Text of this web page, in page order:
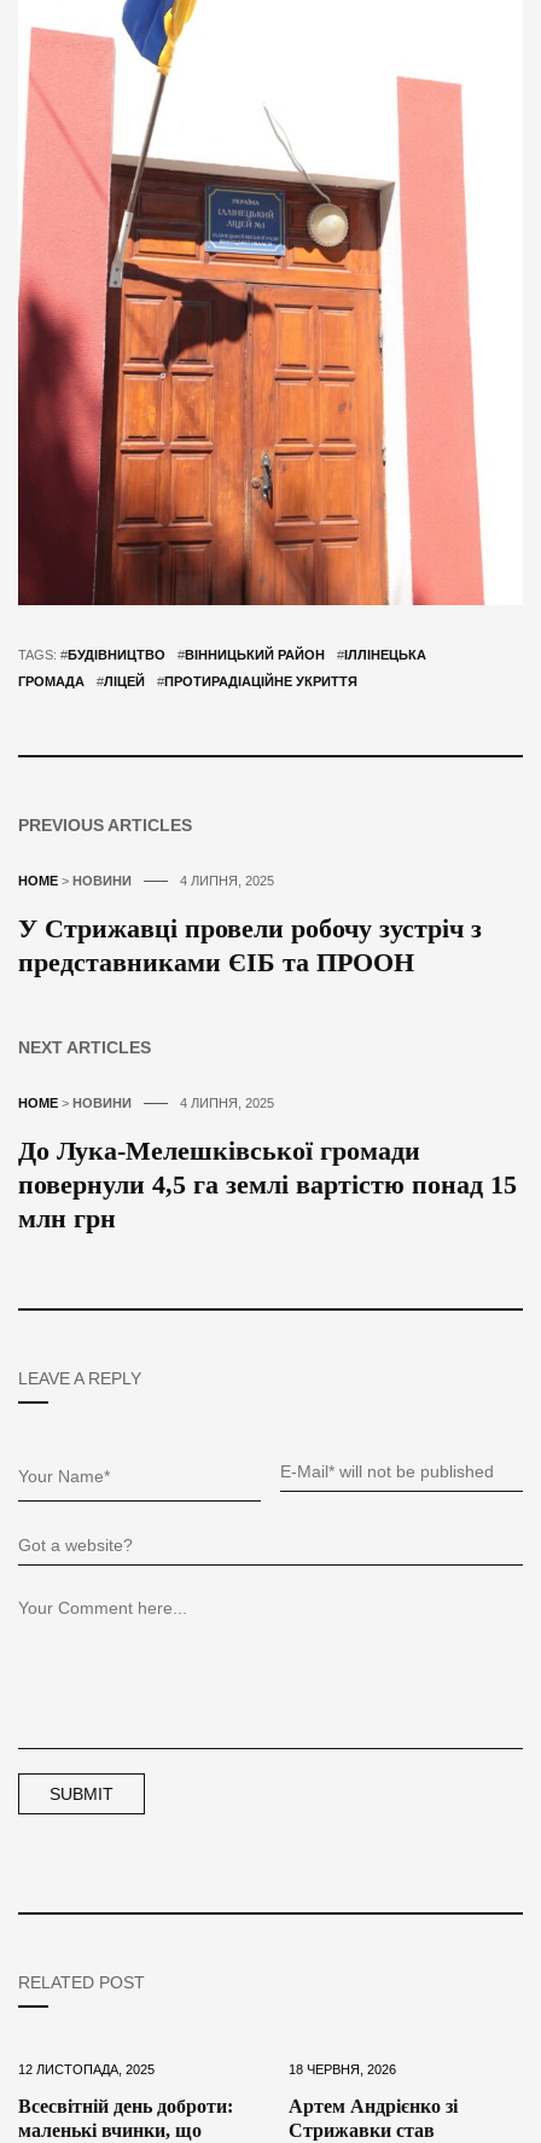
TAGS: #БУДІВНИЦТВО #ВІННИЦЬКИЙ РАЙОН #ІЛЛІНЕЦЬКА
ГРОМАДА
#ЛІЦЕЙ #ПРОТИРАДІАЦІЙНЕ УКРИТТЯ
PREVIOUS ARTICLES
HOME > НОВИНИ 4 ЛИПНЯ, 2025
У Стрижавці провели робочу зустріч з
представниками ЄІБ та ПРООН
NEXT ARTICLES
HOME > НОВИНИ 4 ЛИПНЯ, 2025
До Лука-Мелешківської громади
повернули 4,5 га землі вартістю понад 15
млн грн
LEAVE A REPLY
RELATED POST
12 ЛИСТОПАДА, 2025
Всесвітній день доброти:
маленькі вчинки, що
18 ЧЕРВНЯ, 2026
Артем Андрієнко зі
Стрижавки став